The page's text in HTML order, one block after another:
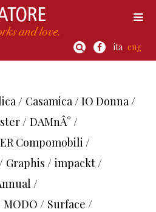
ita eng
/ Casamica / IO Donna /
/ DAMnÂ° /
Compomobili /
Graphis / impackt /
/
MODO / Surface /